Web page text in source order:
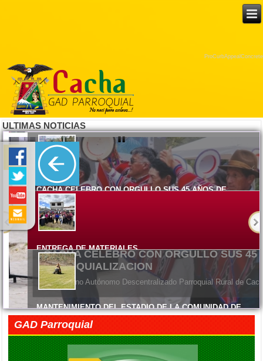
ProCurbAppealConcrete
ULTIMAS NOTICIAS
ENTREGA DE MATERIALES
CACHA CELEBRO CON ORGULLO SUS 45 AÑOS DE
PARROQUIALIZACION
Lunes, 08 Junio 2026 15:17
ENTREGA DE MATERIALES
Viernes, 05 Junio 2026 14:58
MANTENIMIENTO DEL ESTADIO DE LA COMUNIDAD DE
MACHANGARA
Viernes, 05 Junio 2026 14:45
GAD Parroquial